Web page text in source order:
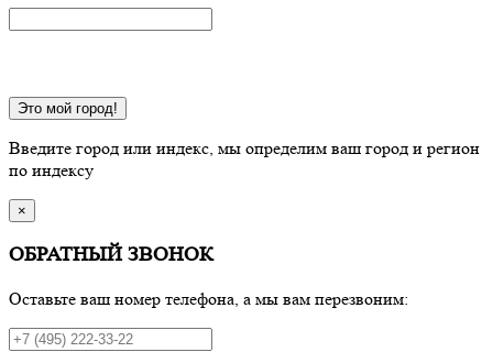
Это мой город!
Введите город или индекс, мы определим ваш город и регион
по индексу
×
ОБРАТНЫЙ ЗВОНОК
Оставьте ваш номер телефона, а мы вам перезвоним: